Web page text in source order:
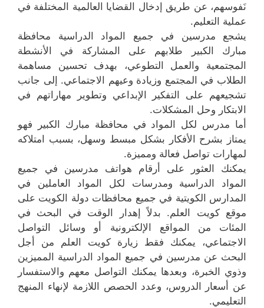
نَفوسهم، عن طريق إدخال القضايا العالمية المختلفة في
عملية التعليم.
يشجع مدرسين في جميع المواد الدراسية محافظة
مبارك الكبير طلابهم على المشاركة في الأنشطة
المجتمعية والعمل التطوعي، بهدف تحسين مساهمة
الطلاب في المجتمع وزيادة وعيهم الاجتماعي. إلى جانب
تشجيعهم على التفكير الإبداعي وتطوير مهاراتهم في
الابتكار وحل المشكلات.
أما مدرس لكل المواد في محافظة مبارك الكبير فهو
يمتاز بشرح الأفكار بشكل مبسط وسهل، بسبب امتلاكه
لمهارات تواصل فعالة ومميزة.
يمكنك العثور على أرقام هواتف مدرسين في جميع
المواد الدراسية ومدرسات لكل المواد العاملين في
المدارس الكويتية في جميع محافظات دولة الكويت على
موقع كويت العلم. بدلاً إهدار الوقت في البحث في
المئات من المواقع الإلكترونية أو وسائل التواصل
الاجتماعي، يمكنك فقط زيارة كويت العلم من أجل
البحث عن مدرسين في جميع المواد الدراسية المميزين
وذوي الخبرة، وبعدها يمكنك التواصل معهم والاستفسار
عن أسعار الدروس، وعدد الحصص اللازمة لإنهاء المنهج
التعليمي.